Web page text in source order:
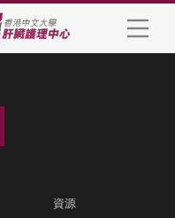
資源